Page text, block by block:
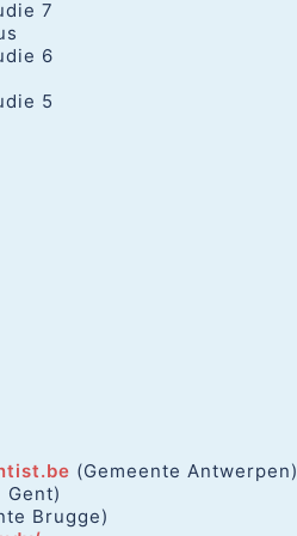
7
6
5
(Gemeente Antwerpen)
Brugge)